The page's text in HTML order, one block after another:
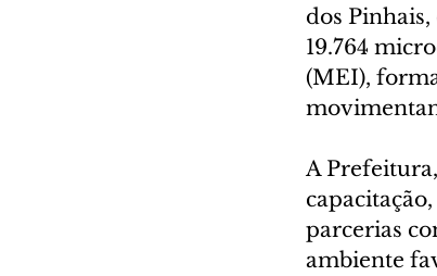
dos
19.764
(MEI),
A
parcerias
ambiente